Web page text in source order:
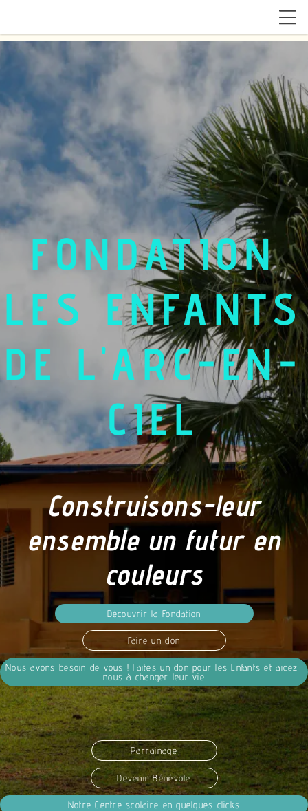
FONDATION
LES ENFANTS
DE L'ARC-EN-
CIEL
Construisons-leur
ensemble un futur en
couleurs
Découvrir la Fondation
Faire un don
Nous avons besoin de vous ! Faites un don pour les Enfants et aidez-
nous à changer leur vie
Parrainage
Devenir Bénévole
Notre Centre scolaire en quelques clicks